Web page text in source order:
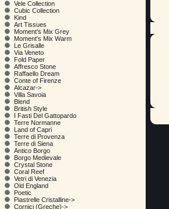
Vele Collection
Cubic Collection
Kind
Art Tissues
Moment's Mix Grey
Moment's Mix Warm
Le Grisalle
Via Veneto
Fold Paper
Affresco Stone
Raffaello Dream
Conte of Firenze
Alcazar->
Villa Savoia
Blend
British Style
I Fasti Del Gattopardo
Terre Normanne
Land of Capri
Terre di Provenza
Terre di Siena
Antico Borgo
Borgo Medievale
Crystal Stone
Coral Reef
Vetri di Venezia
Old England
Poetic
Piastrelle Cristalline->
Cornici (Greche)->